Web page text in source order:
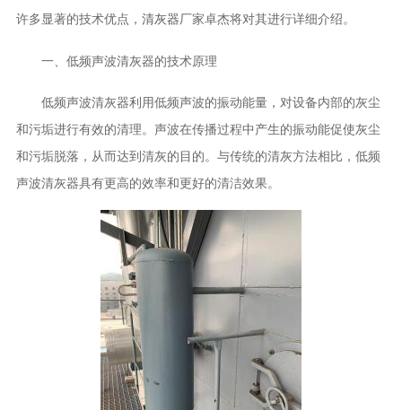
许多显著的技术优点， 清灰器厂家卓杰将对其进行详细介绍。
一、低频声波清灰器的技术原理
低频声波清灰器利用低频声波的振动能量，对设备内部的灰尘
和污垢进行有效的清理。声波在传播过程中产生的振动能促使灰尘
和污垢脱落，从而达到清灰的目的。与传统的清灰方法相比，低频
声波清灰器具有更高的效率和更好的清洁效果。